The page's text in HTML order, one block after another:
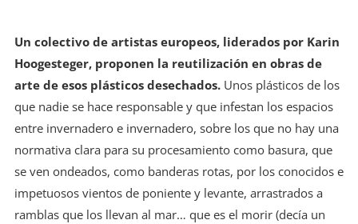
Un colectivo de artistas europeos, liderados por Karin
Hoogesteger, proponen la reutilización en obras de
arte de esos plásticos desechados. Unos plásticos de los
que nadie se hace responsable y que infestan los espacios
entre invernadero e invernadero, sobre los que no hay una
normativa clara para su procesamiento como basura, que
se ven ondeados, como banderas rotas, por los conocidos e
impetuosos vientos de poniente y levante, arrastrados a
ramblas que los llevan al mar… que es el morir (decía un